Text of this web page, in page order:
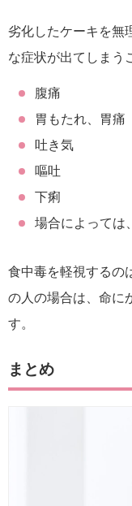
劣化したケーキを無
な症状が出てしまう
腹痛
胃もたれ、胃痛
吐き気
嘔吐
下痢
場合によっては
食中毒を軽視するの
の人の場合は、命に
す。
まとめ